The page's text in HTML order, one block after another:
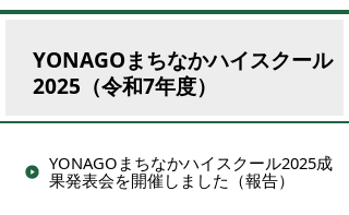
YONAGOまちなかハイスクール
2025（令和7年度）
YONAGOまちなかハイスクール2025成
果発表会を開催しました（報告）